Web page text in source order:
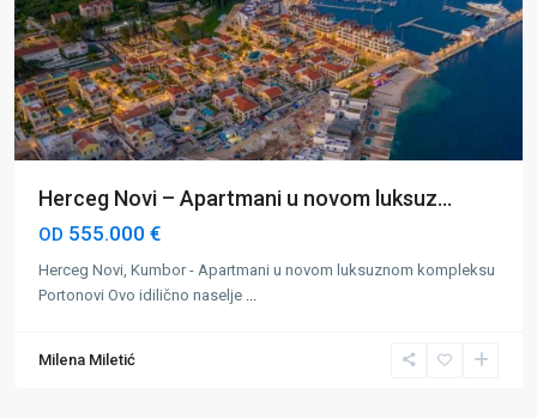
Herceg Novi – Apartmani u novom luksuz...
OD 555.000 €
Herceg Novi, Kumbor - Apartmani u novom luksuznom kompleksu
Portonovi Ovo idilično naselje
Milena Miletić